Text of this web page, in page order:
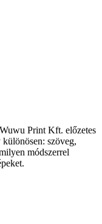
Print Kft. előzetes
szöveg,
módszerrel